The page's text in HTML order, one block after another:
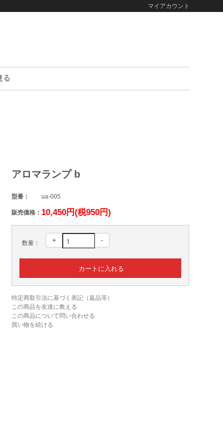
マイアカウント
アロマランプ b
型番： ua-005
販売価格： 10,450円(税950円)
数量： + -
特定商取引法に基づく表記（返品等）
この商品を友達に教える
この商品について問い合わせる
買い物を続ける